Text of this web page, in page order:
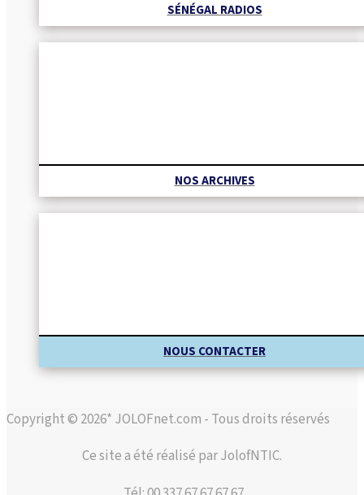
SÉNÉGAL RADIOS
NOS ARCHIVES
NOUS CONTACTER
Copyright © 2026* JOLOFnet.com - Tous droits réservés
Ce site a été réalisé par JolofNTIC.